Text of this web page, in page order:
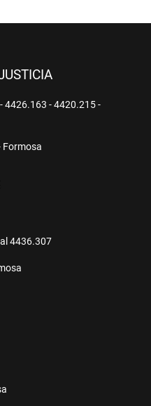
4426.163 - 4420.215 -
Formosa
4436.307